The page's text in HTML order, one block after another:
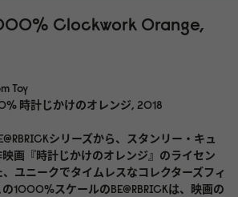
Clockwork Orange,
Toy
時計じかけのオレンジ, 2018
シリーズから、スタンリー・キュ
画『時計じかけのオレンジ』のライセン
ユニークでタイムレスなコレクターズフィ
1000%スケールのBE@RBRICKは、映画の